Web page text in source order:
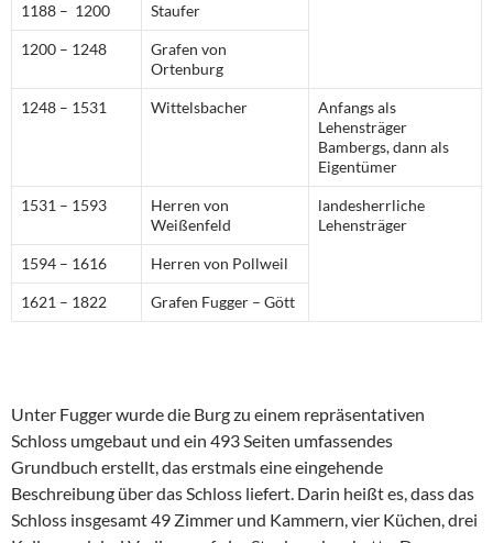
1188 – 1200 Staufer
1200 – 1248
Grafen von
Ortenburg
1248 – 1531 Wittelsbacher
Anfangs als
Lehensträger
Bambergs, dann als
Eigentümer
1531 – 1593
Herren von
Weißenfeld
landesherrliche
Lehensträger
1594 – 1616 Herren von Pollweil
1621 – 1822 Grafen Fugger – Gött
Unter Fugger wurde die Burg zu einem repräsentativen
Schloss umgebaut und ein 493 Seiten umfassendes
Grundbuch erstellt, das erstmals eine eingehende
Beschreibung über das Schloss liefert. Darin heißt es, dass das
Schloss insgesamt 49 Zimmer und Kammern, vier Küchen, drei